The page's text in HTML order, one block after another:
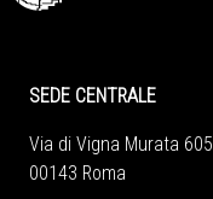
SEDE CENTRALE
Via di Vigna Murata 605
00143 Roma